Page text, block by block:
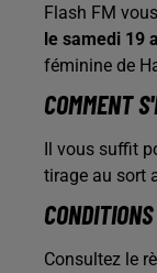
Flash FM
le samedi 19
féminine de
COMMENT
Il vous suffit
tirage au sort
Consultez le